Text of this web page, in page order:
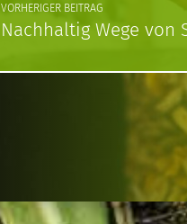
VORHERIGER BEITRAG
Nachhaltig Wege von